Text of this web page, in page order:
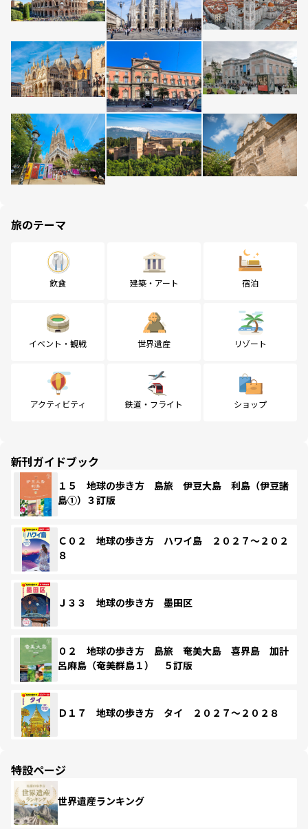
旅のテーマ
飲食 建築・アート 宿泊
イベント・観戦 世界遺産 リゾート
アクティビティ 鉄道・フライト ショップ
新刊ガイドブック
１５ 地球の歩き方 島旅 伊豆大島 利島（伊豆諸
島①）３訂版
Ｃ０２ 地球の歩き方 ハワイ島 ２０２７～２０２
８
Ｊ３３ 地球の歩き方 墨田区
０２ 地球の歩き方 島旅 奄美大島 喜界島 加計
呂麻島（奄美群島１） ５訂版
Ｄ１７ 地球の歩き方 タイ ２０２７～２０２８
特設ページ
世界遺産ランキング